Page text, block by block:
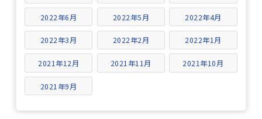
2022年6月 2022年5月 2022年4月
2022年3月 2022年2月 2022年1月
2021年12月 2021年11月 2021年10月
2021年9月